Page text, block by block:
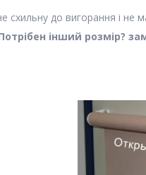
до вигорання і не
інший розмір?